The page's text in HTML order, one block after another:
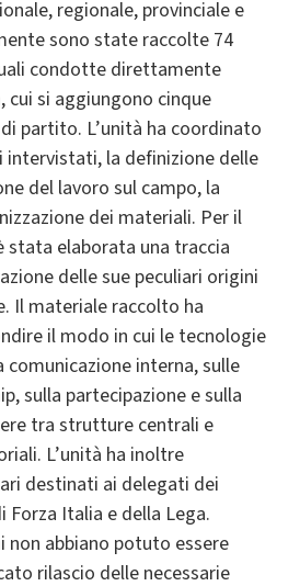
regionale, provinciale e
sono state raccolte 74
condotte direttamente
cui si aggiungono cinque
partito. L’unità ha coordinato
intervistati, la definizione delle
del lavoro sul campo, la
dei materiali. Per il
stata elaborata una traccia
delle sue peculiari origini
Il materiale raccolto ha
il modo in cui le tecnologie
interna, sulle
sulla partecipazione e sulla
tra strutture centrali e
L’unità ha inoltre
destinati ai delegati dei
Forza Italia e della Lega.
non abbiano potuto essere
rilascio delle necessarie